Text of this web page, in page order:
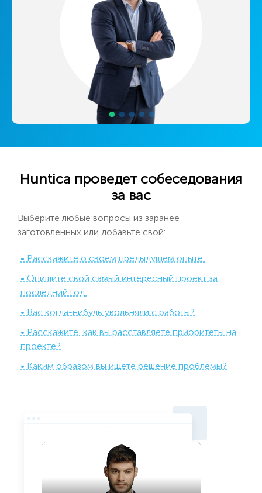
Huntica проведет собеседования
за вас
Выберите любые вопросы из заранее
заготовленных или добавьте свой:
• Расскажите о своем предыдущем опыте.
• Опишите свой самый интересный проект за
последний год.
• Вас когда-нибудь увольняли с работы?
• Расскажите, как вы расставляете приоритеты на
проекте?
• Каким образом вы ищете решение проблемы?